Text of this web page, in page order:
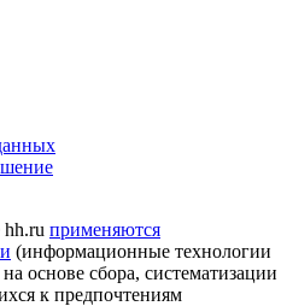
применяются
(информационные технологии
основе сбора, систематизации
к предпочтениям